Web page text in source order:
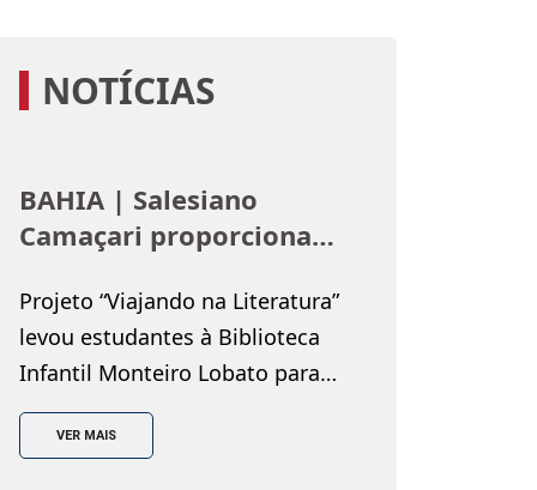
NOTÍCIAS
BAHIA | Salesiano
Camaçari proporciona
livros para estudantes
Projeto “Viajando na Literatura”
levou estudantes à Biblioteca
Infantil Monteiro Lobato para
uma imersão no universo dos
livros, por meio de experiências
VER MAIS